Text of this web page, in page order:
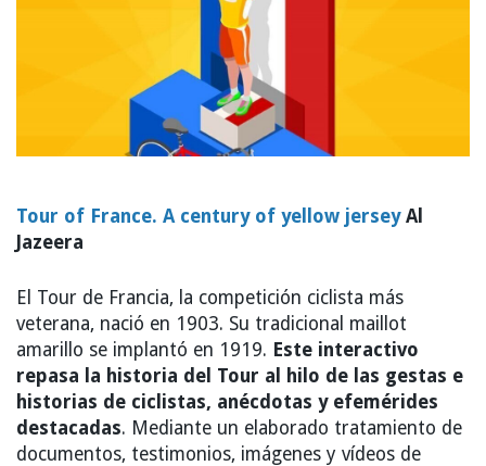
Tour of France. A century of yellow jerseyAl
Jazeera
El Tour de Francia, la competición ciclista más
veterana, nació en 1903. Su tradicional maillot
amarillo se implantó en 1919. Este interactivo
repasa la historia del Tour al hilo de las gestas e
historias de ciclistas, anécdotas y efemérides
destacadas. Mediante un elaborado tratamiento de
documentos, testimonios, imágenes y vídeos de